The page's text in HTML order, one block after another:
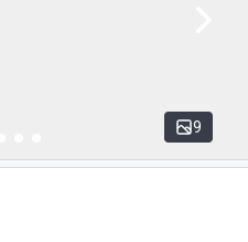
9